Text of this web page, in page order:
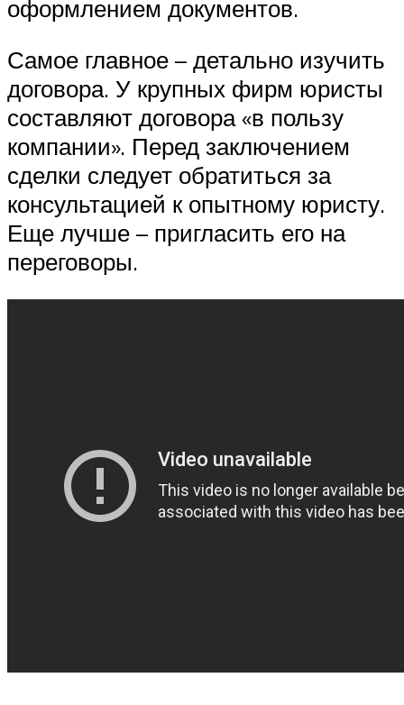
оформлением документов.
Самое главное – детально изучить
договора. У крупных фирм юристы
составляют договора «в пользу
компании». Перед заключением
сделки следует обратиться за
консультацией к опытному юристу.
Еще лучше – пригласить его на
переговоры.